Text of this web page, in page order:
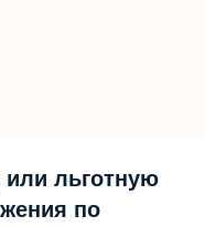
льготную
по